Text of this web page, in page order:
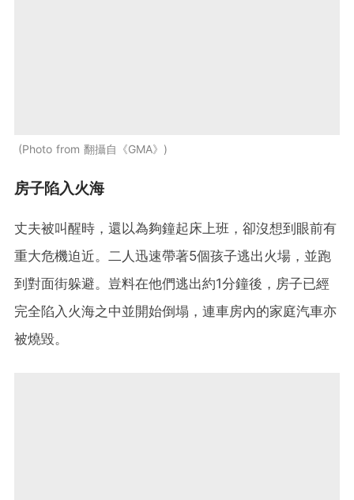
Photo from 翻攝自《GMA》
房子陷入火海
丈夫被叫醒時，還以為夠鐘起床上班，卻沒想到眼前有
重大危機迫近。二人迅速帶著5個孩子逃出火場，並跑
到對面街躲避。豈料在他們逃出約1分鐘後，房子已經
完全陷入火海之中並開始倒塌，連車房內的家庭汽車亦
被燒毀。